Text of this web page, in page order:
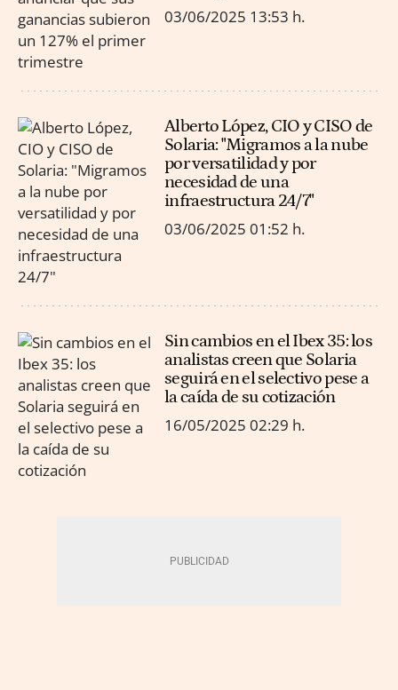
03/06/2025 13:53 h.
Alberto López, CIO y CISO de
Solaria: "Migramos a la nube
por versatilidad y por
necesidad de una
infraestructura 24/7"
03/06/2025 01:52 h.
Sin cambios en el Ibex 35: los
analistas creen que Solaria
seguirá en el selectivo pese a
la caída de su cotización
16/05/2025 02:29 h.